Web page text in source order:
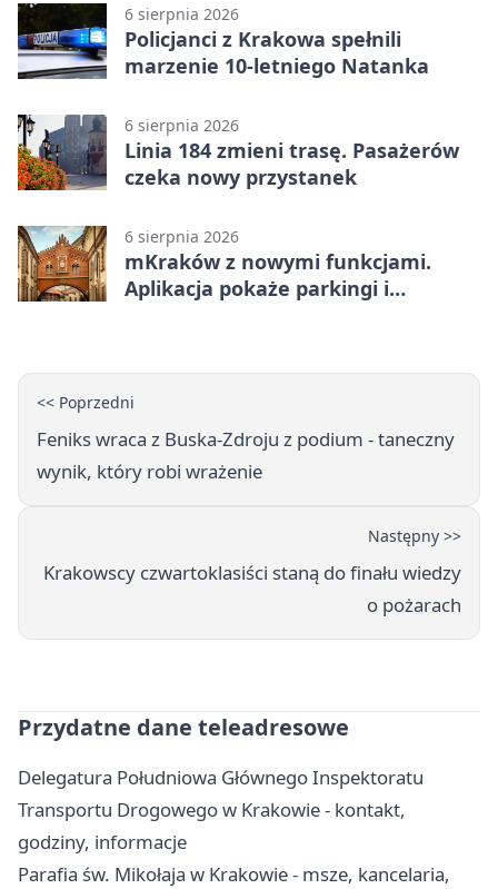
6 sierpnia 2026
Policjanci z Krakowa spełnili
marzenie 10-letniego Natanka
6 sierpnia 2026
Linia 184 zmieni trasę. Pasażerów
czeka nowy przystanek
6 sierpnia 2026
mKraków z nowymi funkcjami.
Aplikacja pokaże parkingi i
<< Poprzedni
Feniks wraca z Buska-Zdroju z podium - taneczny
wynik, który robi wrażenie
Następny >>
Krakowscy czwartoklasiści staną do finału wiedzy
o pożarach
Przydatne dane teleadresowe
Delegatura Południowa Głównego Inspektoratu
Transportu Drogowego w Krakowie - kontakt,
godziny, informacje
Parafia św. Mikołaja w Krakowie - msze, kancelaria,